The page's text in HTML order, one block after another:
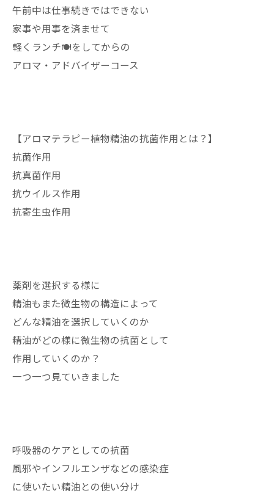
午前中は仕事続きではできない
家事や用事を済ませて
軽くランチ🍽️をしてからの
アロマ・アドバイザーコース
【アロマテラピー植物精油の抗菌作用とは？】
抗菌作用
抗真菌作用
抗ウイルス作用
抗寄生虫作用
薬剤を選択する様に
精油もまた微生物の構造によって
どんな精油を選択していくのか
精油がどの様に微生物の抗菌として
作用していくのか？
一つ一つ見ていきました
呼吸器のケアとしての抗菌
風邪やインフルエンザなどの感染症
に使いたい精油との使い分け